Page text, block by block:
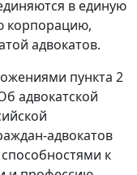
в единую
корпорацию,
адвокатов.
пункта 2
адвокатской
адвокатов
к